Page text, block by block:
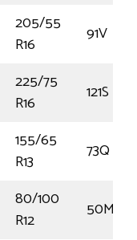
205/55
R16
91V
225/75
R16
121S
155/65
R13
73Q
80/100
R12
50M